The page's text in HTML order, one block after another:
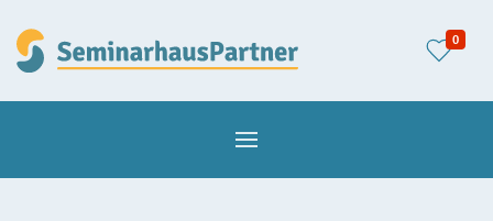
0